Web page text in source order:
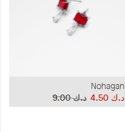
Nohagan
د.ك‏ 9.00
د.ك‏ 4.50